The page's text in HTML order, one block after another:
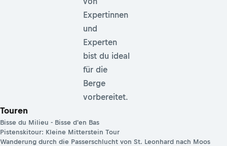
Expertinnen
und
Experten
bist du ideal
für die
Berge
vorbereitet.
Touren
Bisse du Milieu - Bisse d'en Bas
Pistenskitour: Kleine Mitterstein Tour
Wanderung durch die Passerschlucht von St. Leonhard nach Moos